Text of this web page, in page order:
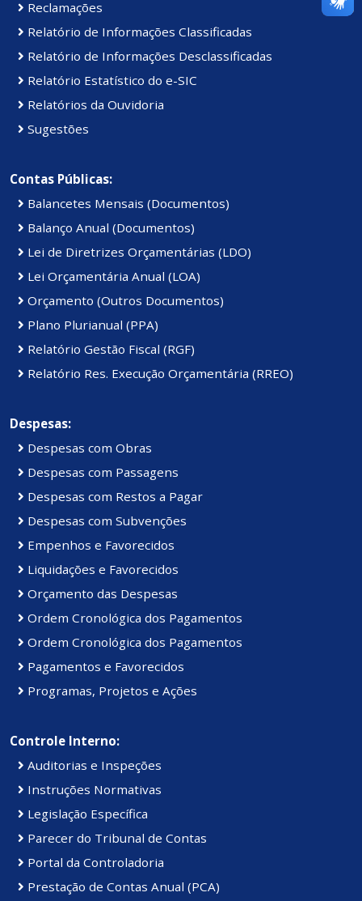
Reclamações
Relatório de Informações Classificadas
Relatório de Informações Desclassificadas
Relatório Estatístico do e-SIC
Relatórios da Ouvidoria
Sugestões
Contas Públicas:
Balancetes Mensais (Documentos)
Balanço Anual (Documentos)
Lei de Diretrizes Orçamentárias (LDO)
Lei Orçamentária Anual (LOA)
Orçamento (Outros Documentos)
Plano Plurianual (PPA)
Relatório Gestão Fiscal (RGF)
Relatório Res. Execução Orçamentária (RREO)
Despesas:
Despesas com Obras
Despesas com Passagens
Despesas com Restos a Pagar
Despesas com Subvenções
Empenhos e Favorecidos
Liquidações e Favorecidos
Orçamento das Despesas
Ordem Cronológica dos Pagamentos
Ordem Cronológica dos Pagamentos
Pagamentos e Favorecidos
Programas, Projetos e Ações
Controle Interno:
Auditorias e Inspeções
Instruções Normativas
Legislação Específica
Parecer do Tribunal de Contas
Portal da Controladoria
Prestação de Contas Anual (PCA)